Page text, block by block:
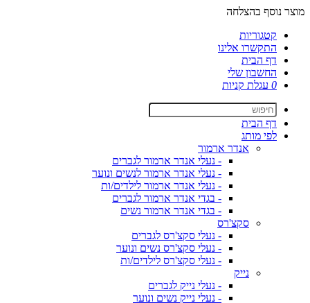
מוצר נוסף בהצלחה
קטגוריות
התקשרו אלינו
דף הבית
החשבון שלי
0 עגלת קניות
דף הבית
לפי מותג
אנדר ארמור
- נעלי אנדר ארמור לגברים
- נעלי אנדר ארמור לנשים ונוער
- נעלי אנדר ארמור לילדים/ות
- בגדי אנדר ארמור לגברים
- בגדי אנדר ארמור נשים
סקצ'רס
- נעלי סקצ'רס לגברים
- נעלי סקצ'רס נשים ונוער
- נעלי סקצ'רס לילדים/ות
נייק
- נעלי נייק לגברים
- נעלי נייק נשים ונוער